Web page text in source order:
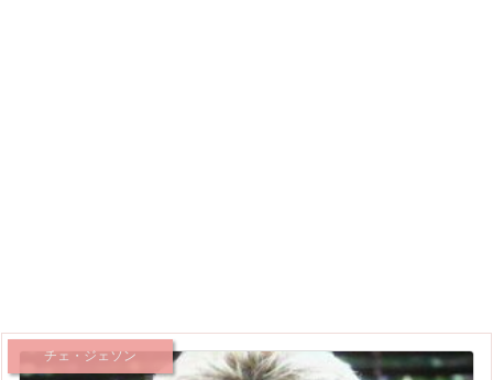
チェ・ジェソン